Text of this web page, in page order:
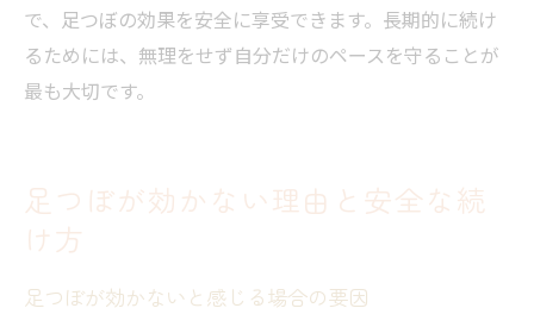
で、足つぼの効果を安全に享受できます。長期的に続け
るためには、無理をせず自分だけのペースを守ることが
最も大切です。
足つぼが効かない理由と安全な続
け方
足つぼが効かないと感じる場合の要因